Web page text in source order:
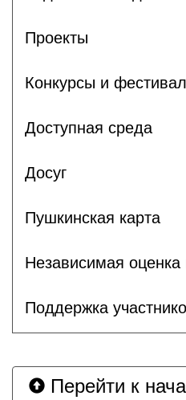
Проекты
Конкурсы и
Доступная среда
Досуг
Пушкинская карта
Независимая оценка
Поддержка
Перейти к